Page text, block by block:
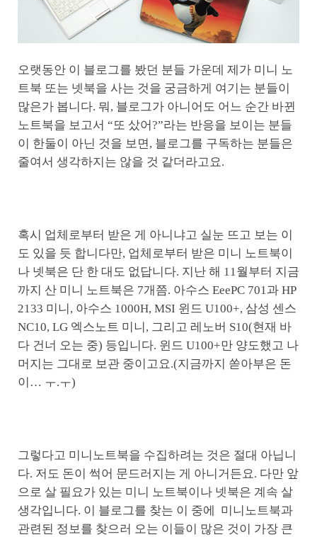
오랫동안 이 블로그를 봤던 분들 가운데 제가 미니 노
트북 또는 넷북을 사는 것을 궁금하게 여기는 분들이
많은가 봅니다. 뭐, 블로그가 아니어도 어느 순간 바뀐
노트북을 보고서 “또 샀어?”라는 반응을 보이는 분들
이 한둘이 아닌 것을 보면, 블로그를 구독하는 분들은
줄여서 생각하지는 않을 것 같더라고요.
혹시 업체로부터 받은 게 아니냐고 실눈 뜨고 보는 이
도 있을 듯 합니다만, 업체로부터 받은 미니 노트북이
나 넷북은 단 한 대도 없답니다. 지난 해 11월부터 지금
까지 산 미니 노트북은 7개쯤. 아수스 EeePC 701과 HP
2133 미니, 아수스 1000H, MSI 윈드 U100+, 삼성 센스
NC10, LG 엑스노트 미니, 그리고 레노버 S10(현재 바
다 건너 오는 중) 등입니다. 윈드 U100+만 양도했고 나
머지는 그대로 보관 중이고요.(지금까지 쏟아부은 돈
이… ㅜ.ㅜ)
그렇다고 미니노트북을 수집하려는 것은 절대 아닙니
다. 저도 돈이 썩어 문드러지는 게 아니거든요. 다만 앞
으로 살 필요가 있는 미니 노트북이나 넷북은 계속 살
생각입니다. 이 블로그를 찾는 이 중에 미니노트북과
관련된 정보를 찾으러 오는 이들이 많은 것이 가장 큰